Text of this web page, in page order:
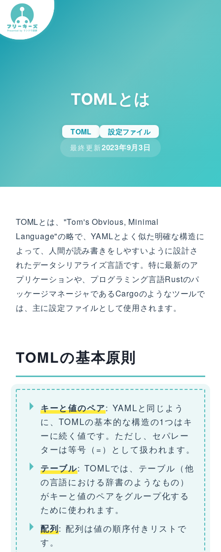
TOMLとは
TOML
設定ファイル
最終更新2023年9月3日
TOMLとは、"Tom's Obvious, Minimal
Language"の略で、YAMLとよく似た明確な構造に
よって、人間が読み書きをしやすいように設計さ
れたデータシリアライズ言語です。特に最新のア
プリケーションや、プログラミング言語Rustのパ
ッケージマネージャであるCargoのようなツールで
は、主に設定ファイルとして使用されます。
TOMLの基本原則
キーと値のペア: YAMLと同じよう
に、TOMLの基本的な構造の1つはキ
ーに続く値です。ただし、セパレー
ターは等号（=）として扱われます。
テーブル: TOMLでは、テーブル（他
の言語における辞書のようなもの）
がキーと値のペアをグループ化する
ために使われます。
配列: 配列は値の順序付きリストで
す。